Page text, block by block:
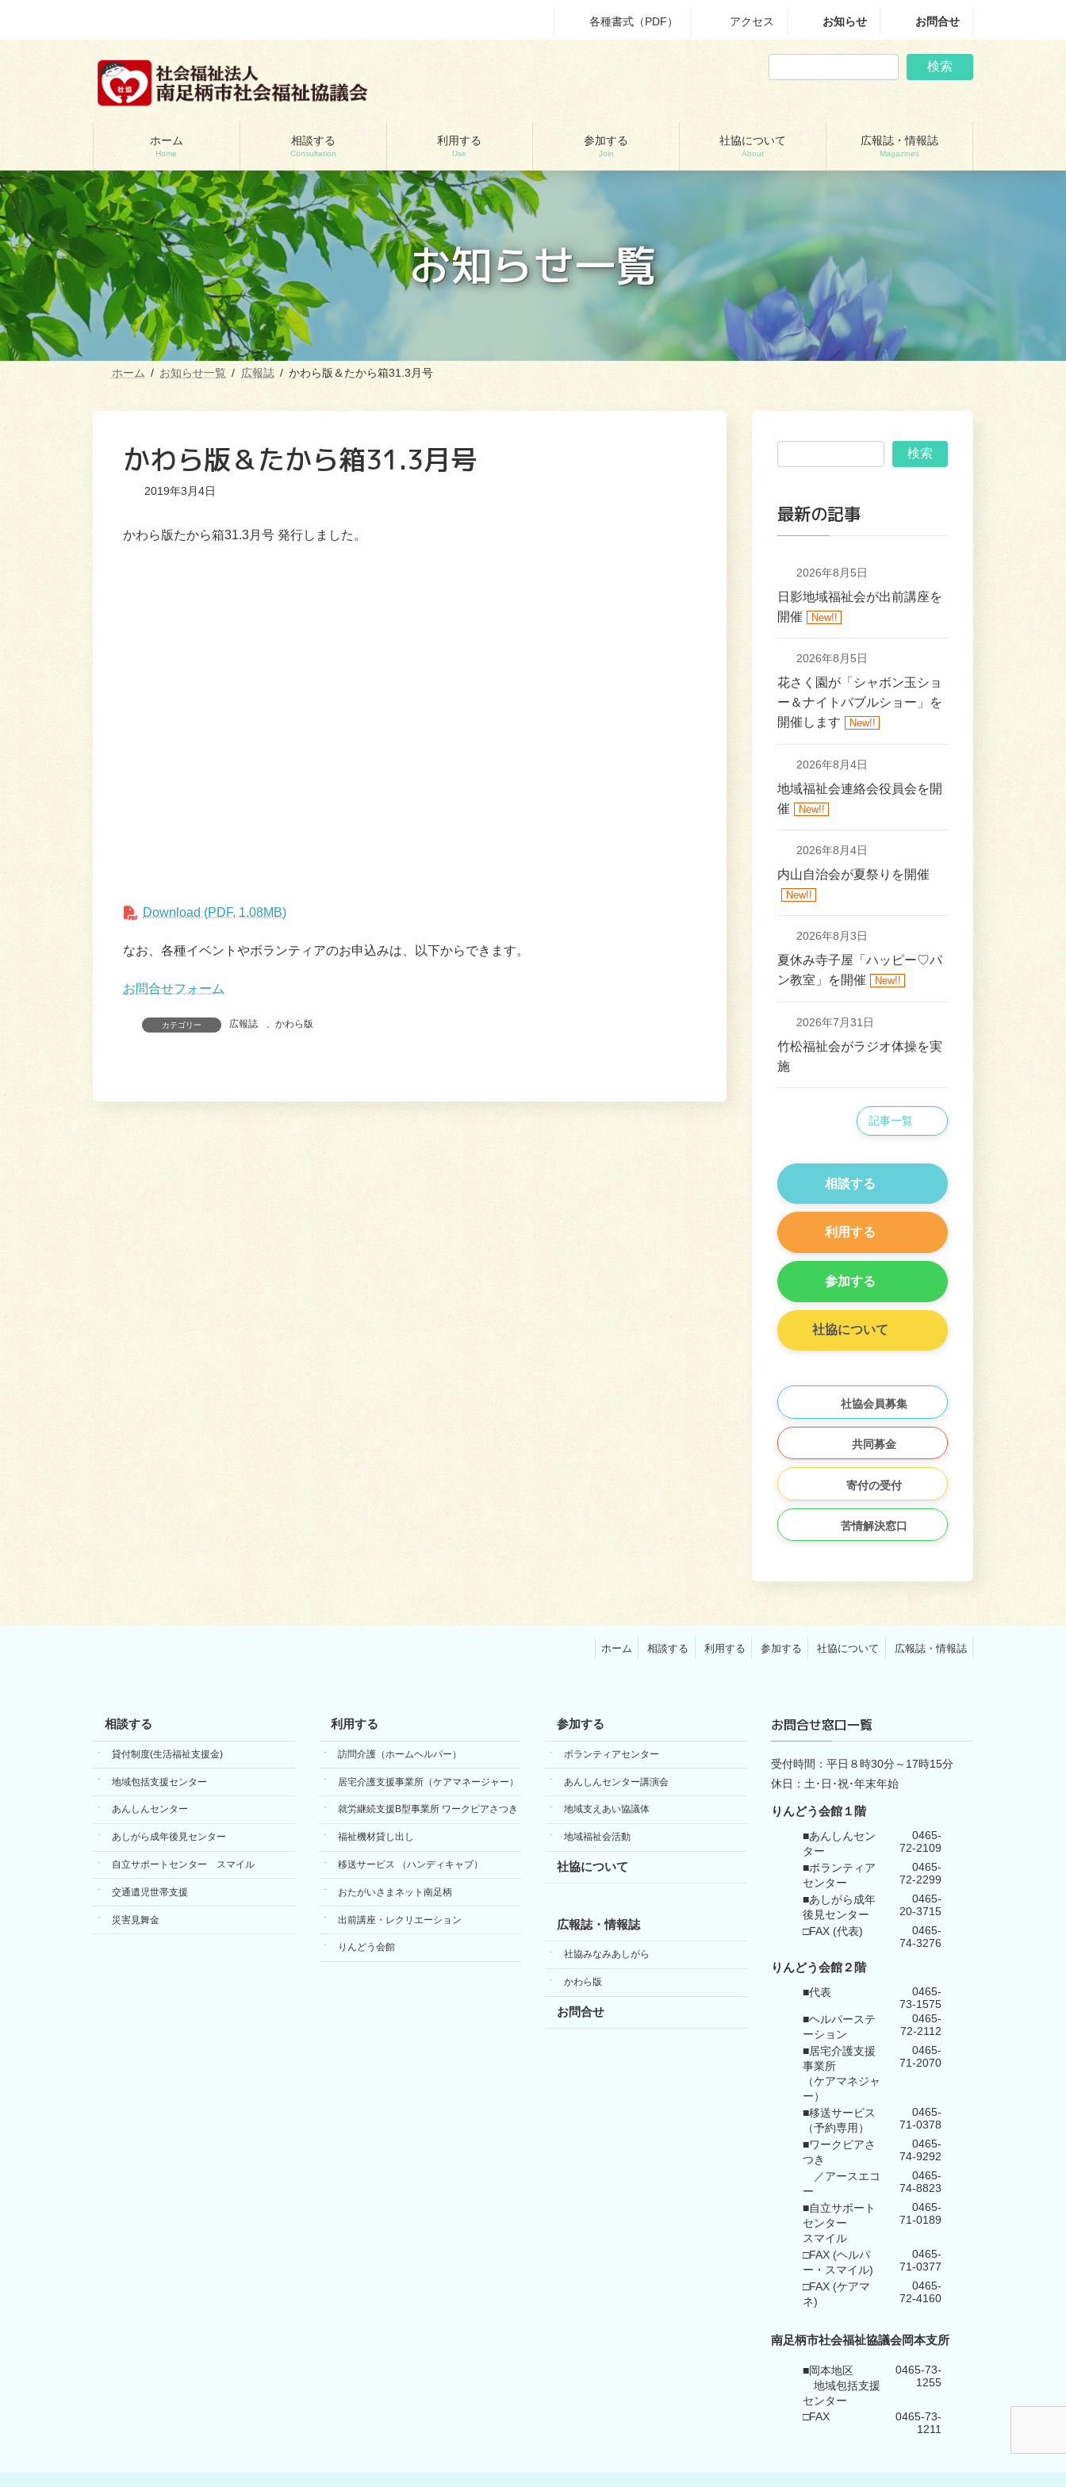
テ
ゲ
各種書式（PDF） アクセス お知らせ お問合せ
検索
ホーム
Home
相談する
Consultation
利用する
Use
参加する
Join
社協について
About
広報誌・情報誌
Magazines
お知らせ一覧
ホーム お知らせ一覧 広報誌 かわら版＆たから箱31.3月号
かわら版＆たから箱31.3月号
2019年3月4日
かわら版たから箱31.3月号 発行しました。
Download (PDF, 1.08MB)
なお、各種イベントやボランティアのお申込みは、以下からできます。
お問合せフォーム
カテゴリー 広報誌 かわら版
検索
最新の記事
2026年8月5日
日影地域福祉会が出前講座を
開催
New!!
2026年8月5日
花さく園が「シャボン玉ショ
ー＆ナイトバブルショー」を
開催します
New!!
2026年8月4日
地域福祉会連絡会役員会を開
催
New!!
2026年8月4日
内山自治会が夏祭りを開催
New!!
2026年8月3日
夏休み寺子屋「ハッピー♡パ
ン教室」を開催
New!!
2026年7月31日
竹松福祉会がラジオ体操を実
施
記事一覧
相談する
利用する
参加する
社協について
社協会員募集
共同募金
寄付の受付
苦情解決窓口
ホーム 相談する 利用する 参加する 社協について 広報誌・情報誌
相談する
貸付制度(生活福祉支援金)
地域包括支援センター
あんしんセンター
あしがら成年後見センター
自立サポートセンター スマイル
交通遺児世帯支援
災害見舞金
利用する
訪問介護（ホームヘルパー）
居宅介護支援事業所（ケアマネージャー）
就労継続支援B型事業所 ワークピアさつき
福祉機材貸し出し
移送サービス （ハンディキャブ）
おたがいさまネット南足柄
出前講座・レクリエーション
りんどう会館
参加する
ボランティアセンター
あんしんセンター講演会
地域支えあい協議体
地域福祉会活動
社協について
広報誌・情報誌
社協みなみあしがら
かわら版
お問合せ
お問合せ窓口一覧
受付時間：平日８時30分～17時15分
休日：土･日･祝･年末年始
りんどう会館１階
■あんしんセン
ター
0465-
72-2109
■ボランティア
センター
0465-
72-2299
■あしがら成年
後見センター
0465-
20-3715
□FAX (代表)
0465-
74-3276
りんどう会館 ２階
■代表
0465-
73-1575
■ヘルパーステ
ーション
0465-
72-2112
■居宅介護支援
事業所
（ケアマネジャ
ー）
0465-
71-2070
■移送サービス
（予約専用）
0465-
71-0378
■ワークピアさ
つき
0465-
74-9292
／アースエコ
ー
0465-
74-8823
■自立サポート
センター
スマイル
0465-
71-0189
□FAX (ヘルパ
ー・スマイル)
0465-
71-0377
□FAX (ケアマ
ネ)
0465-
72-4160
南足柄市社会福祉協議会岡本支所
■岡本地区
地域包括支援
センター
0465-73-
1255
□FAX
0465-73-
1211